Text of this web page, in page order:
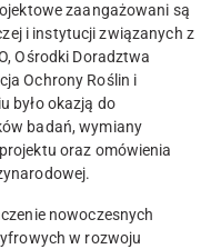
zaangażowani są
i instytucji związanych z
Ośrodki Doradztwa
Ochrony Roślin i
było okazją do
badań, wymiany
oraz omówienia
nowoczesnych
w rozwoju